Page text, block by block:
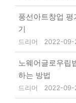
풍선아트창업
기
드리머 2022-09-
노웨어글로우립
하는 방법
드리머 2022-09-